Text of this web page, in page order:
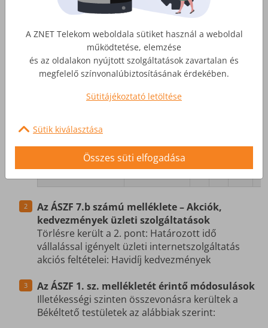
Rendes
között elérhető
sebesség2024.
március 1-től.
Mbps
között elérhető
2024.
március 1-től.
Az ÁSZF 7.b számú melléklete – Akciók,
kedvezmények üzleti szolgáltatások
Törlésre került a 2. pont: Határozott idő
vállalással igényelt üzleti internetszolgáltatás
akciós feltételei: Havidíj kedvezmények
Az ÁSZF 1. sz. mellékletét érintő módosulások
Illetékességi szinten összevonásra kerültek a
Békéltető testületek az alábbiak szerint:
A ZNET Telekom weboldala sütiket használ a weboldal
működtetése, elemzése
és az oldalakon nyújtott szolgáltatások zavartalan és
megfelelő színvonalúbiztosításának érdekében.
Sütitájékoztató letöltése
Sütik kiválasztása
Összes süti elfogadása